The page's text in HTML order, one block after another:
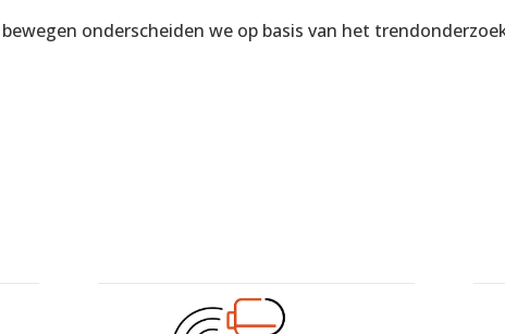
onderscheiden we op basis van het